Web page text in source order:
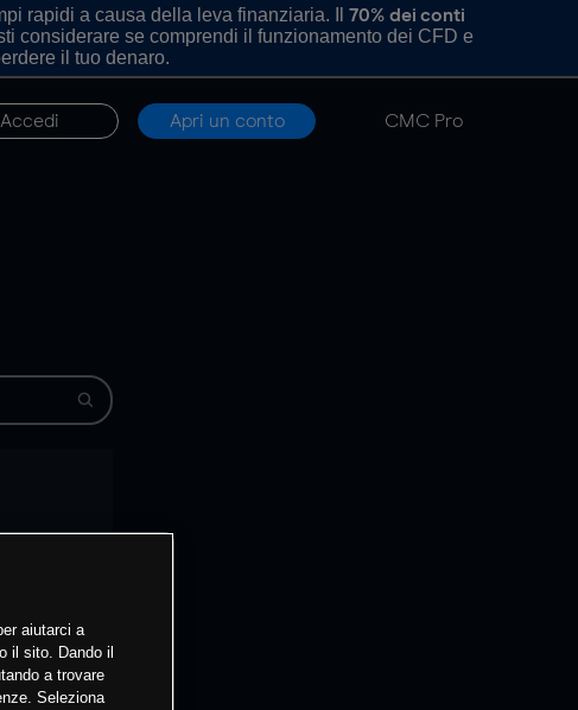
rapidi a causa della leva finanziaria. Il 70% dei conti
considerare se comprendi il funzionamento dei CFD e
il tuo denaro.
Accedi Apri un conto CMC Pro
aiutarci a
il sito. Dando il
a trovare
Seleziona